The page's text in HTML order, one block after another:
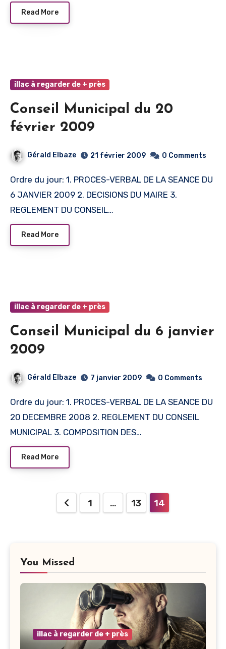
Read More
illac à regarder de + près
Conseil Municipal du 20
février 2009
Gérald Elbaze 21 février 2009 0 Comments
Ordre du jour: 1. PROCES-VERBAL DE LA SEANCE DU
6 JANVIER 2009 2. DECISIONS DU MAIRE 3.
REGLEMENT DU CONSEIL…
Read More
illac à regarder de + près
Conseil Municipal du 6 janvier
2009
Gérald Elbaze 7 janvier 2009 0 Comments
Ordre du jour: 1. PROCES-VERBAL DE LA SEANCE DU
20 DECEMBRE 2008 2. REGLEMENT DU CONSEIL
MUNICIPAL 3. COMPOSITION DES…
Read More
Navigation
1 … 13 14
You Missed
illac à regarder de + près